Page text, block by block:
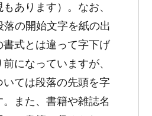
あります）。なお、
の開始文字を紙の出
式とは違って字下げ
になっていますが、
ては段落の先頭を字
また、書籍や雑誌名